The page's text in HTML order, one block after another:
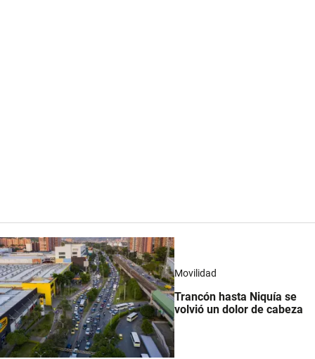
Movilidad
Trancón hasta Niquía se
volvió un dolor de cabeza